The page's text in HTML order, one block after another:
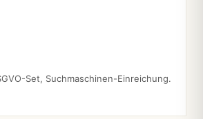
Set, Suchmaschinen-Einreichung.